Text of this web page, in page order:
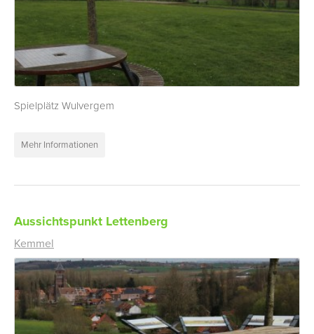
Spielplätz Wulvergem
Mehr Informationen
Aussichtspunkt Lettenberg
Kemmel